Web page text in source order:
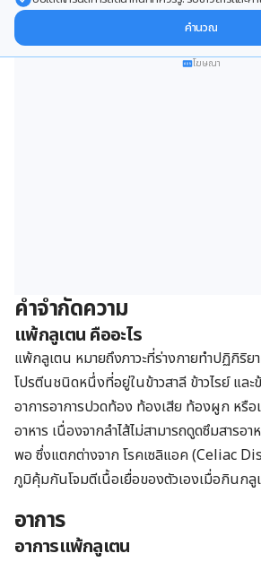
คำนวณ
โฆษณา
คำจำกัดความ
แพ้กลูเตน คืออะไร
แพ้กลูเตน หมายถึงภาวะที่ร่างกายทำปฏิกิริย
โปรตีนชนิดหนึ่งที่อยู่ในข้าวสาลี ข้าวไรย์ และ
อาการอาการปวดท้อง ท้องเสีย ท้องผูก หรือ
อาหาร เนื่องจากลำไส้ไม่สามารถดูดซึมสารอ
พอ ซึ่งแตกต่างจาก โรคเซลิแอค (Celiac
ภูมิคุ้มกันโจมตีเนื้อเยื่อของตัวเองเมื่อกินกลู
อาการ
อาการแพ้กลูเตน